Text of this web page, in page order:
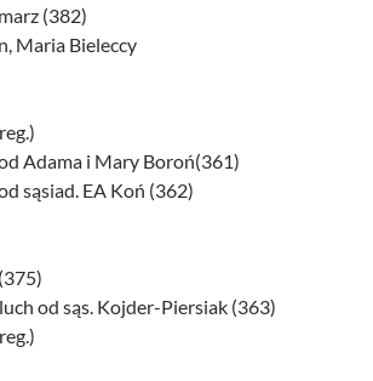
(382)
Maria Bieleccy
Adama i Mary Boroń(361)
sąsiad. EA Koń (362)
od sąs. Kojder-Piersiak (363)